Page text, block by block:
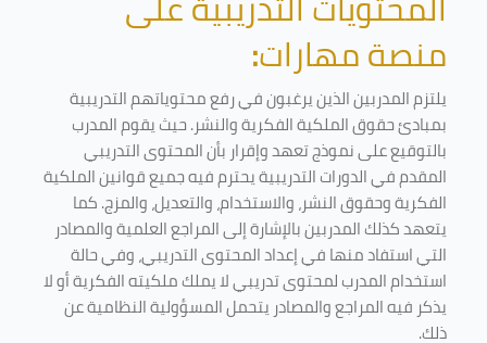
منصة مهارات:
يلتزم المدربين الذين يرغبون في رفع محتوياتهم التدريبية
بمبادئ حقوق الملكية الفكرية والنشر. حيث يقوم المدرب
بالتوقيع على نموذج تعهد وإقرار بأن المحتوى التدريبي
المقدم في الدورات التدريبية يحترم فيه جميع قوانين الملكية
الفكرية وحقوق النشر، والاستخدام، والتعديل، والمزج. كما
يتعهد كذلك المدربين بالإشارة إلى المراجع العلمية والمصادر
التي استفاد منها في إعداد المحتوى التدريبي، وفي حالة
استخدام المدرب لمحتوى تدريبي لا يملك ملكيته الفكرية أو لا
يذكر فيه المراجع والمصادر يتحمل المسؤولية النظامية عن
ذلك.